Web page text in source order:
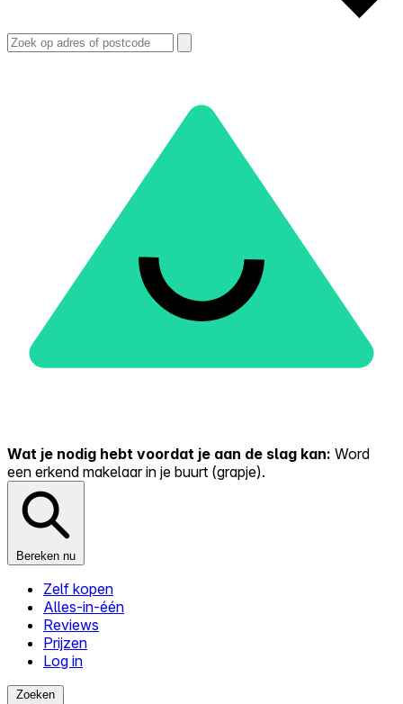
Wat je nodig hebt voordat je aan de slag kan: Word
een erkend makelaar in je buurt (grapje).
Bereken nu
Zelf kopen
Alles-in-één
Reviews
Prijzen
Log in
Zoeken